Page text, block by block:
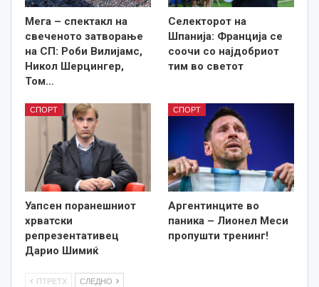
Мега – спектакл на
свеченото затворање
на СП: Роби Вилијамс,
Никол Шерцингер,
Том…
Селекторот на
Шпанија: Франција се
соочи со најдобриот
тим во светот
СПОРТ
Уапсен поранешниот
хрватски
репрезентативец
Дарио Шимиќ
СПОРТ
Аргентинците во
паника – Лионел Меси
пропушти тренинг!
ПТРЕТХ СЛЕДНО